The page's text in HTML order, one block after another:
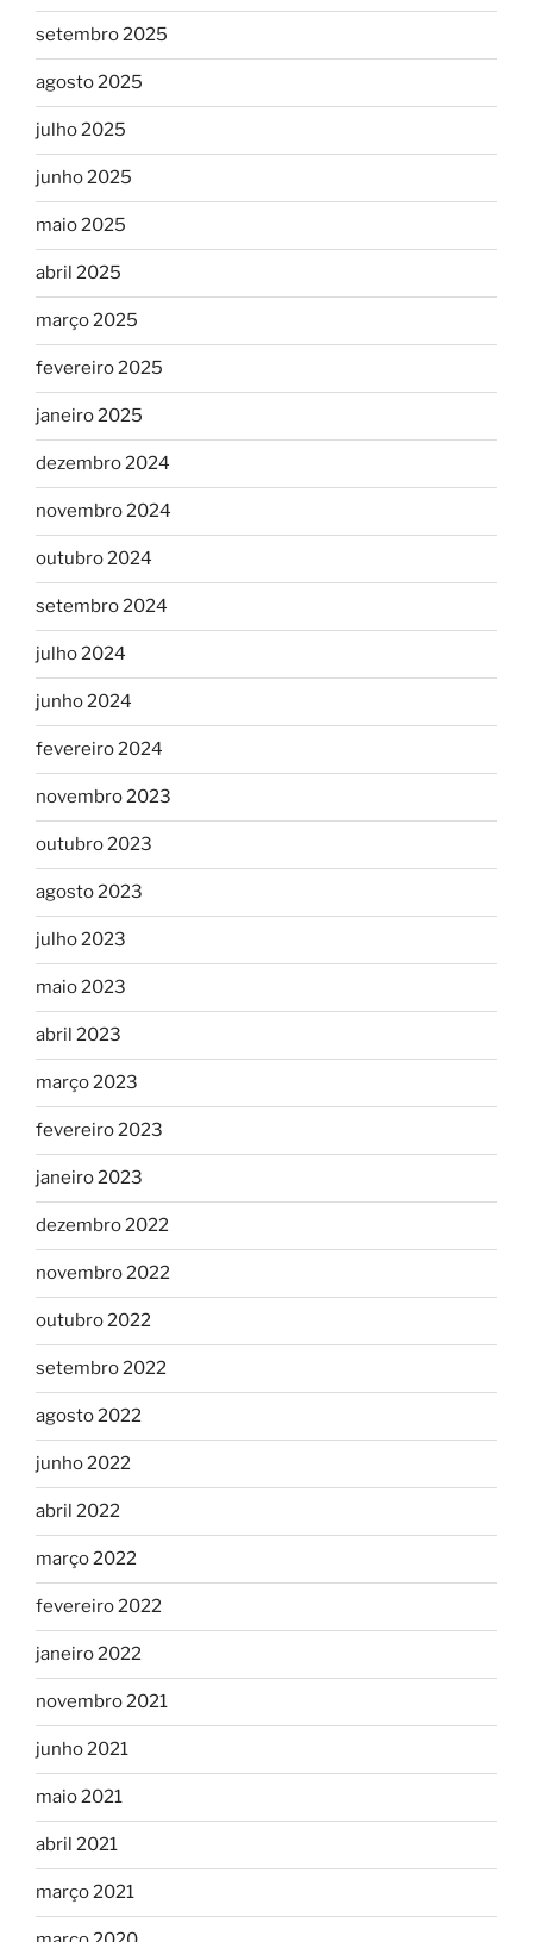
setembro 2025
agosto 2025
julho 2025
junho 2025
maio 2025
abril 2025
março 2025
fevereiro 2025
janeiro 2025
dezembro 2024
novembro 2024
outubro 2024
setembro 2024
julho 2024
junho 2024
fevereiro 2024
novembro 2023
outubro 2023
agosto 2023
julho 2023
maio 2023
abril 2023
março 2023
fevereiro 2023
janeiro 2023
dezembro 2022
novembro 2022
outubro 2022
setembro 2022
agosto 2022
junho 2022
abril 2022
março 2022
fevereiro 2022
janeiro 2022
novembro 2021
junho 2021
maio 2021
abril 2021
março 2021